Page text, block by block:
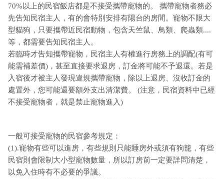
70%以上的民宿飯店都是不接受攜帶寵物的。 攜帶寵物者務必
先告知民宿主人，有的會特別安排有陽台的房間。寵物不限大
型貓狗，只要攜帶近民宿動物，包含天竺鼠、鳥類、爬蟲類....
等，都需要告知民宿主人。
若臨時才告知攜帶寵物，民宿主人有權進行房務上的調配(有可
能需補差價)，甚至直接要求退房，訂金將可能不予退還。若是
入宿後才被主人發現違規攜帶寵物，除以上退房、沒收訂金的
處置外，您可能還要額外支出清潔費。 (注意，民宿資料中已經
不接受寵物者，就是禁止寵物進入)
一般可接受寵物的民宿參考規定：
(1).寵物有些可以進房，有些規則只能睡房外或須有狗籠，有些
民宿則會限制大小型寵物數量，所以訂房前一定要詳問清楚，
以免入住時有不必要的爭議。